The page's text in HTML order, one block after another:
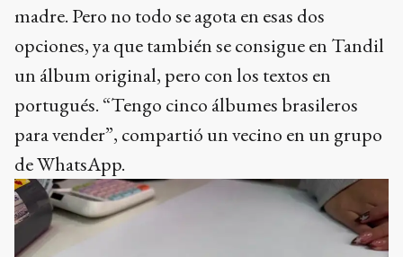
madre. Pero no todo se agota en esas dos
opciones, ya que también se consigue en Tandil
un álbum original, pero con los textos en
portugués. “Tengo cinco álbumes brasileros
para vender”, compartió un vecino en un grupo
de WhatsApp.